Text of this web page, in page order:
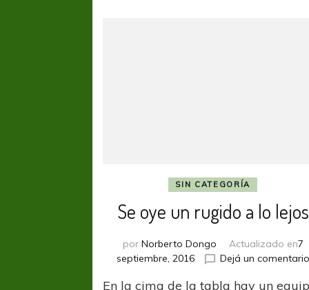
SIN CATEGORÍA
Se oye un rugido a lo lejos
por Norberto Dongo Actualizado en7
septiembre, 2016
Dejá un comentario
En la cima de la tabla hay un